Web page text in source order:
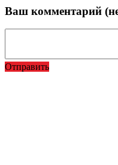
Ваш комментарий
Отправить